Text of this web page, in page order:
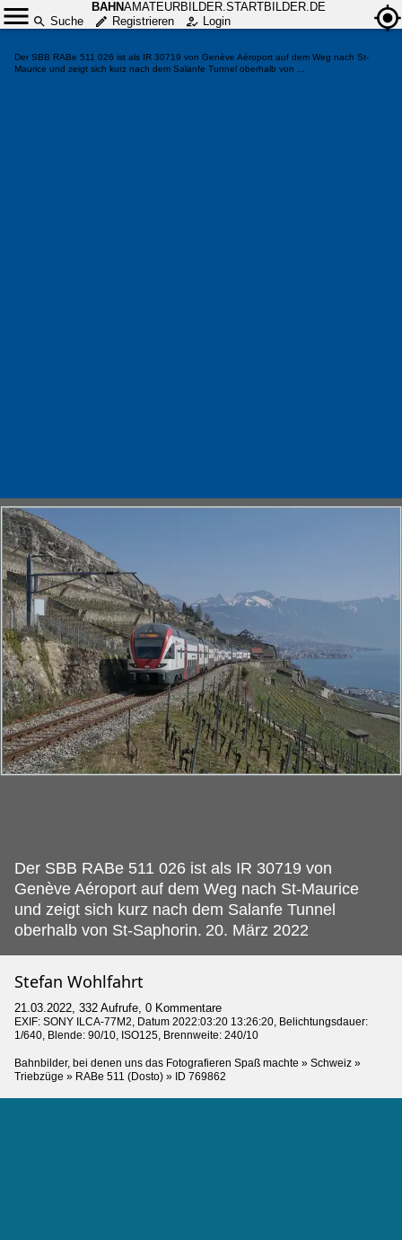
BAHNAMATEURBILDER.STARTBILDER.DE
Suche
Registrieren Login
Der SBB RABe 511 026 ist als IR 30719 von Genève Aéroport auf dem Weg nach St-
Maurice und zeigt sich kurz nach dem Salanfe Tunnel oberhalb von ...
Der SBB RABe 511 026 ist als IR 30719 von
Genève Aéroport auf dem Weg nach St-Maurice
und zeigt sich kurz nach dem Salanfe Tunnel
oberhalb von St-Saphorin. 20. März 2022
Stefan Wohlfahrt
21.03.2022, 332 Aufrufe, 0 Kommentare
EXIF: SONY ILCA-77M2, Datum 2022:03:20 13:26:20, Belichtungsdauer:
1/640, Blende: 90/10, ISO125, Brennweite: 240/10
Bahnbilder, bei denen uns das Fotografieren Spaß machte » Schweiz »
Triebzüge » RABe 511 (Dosto) » ID 769862